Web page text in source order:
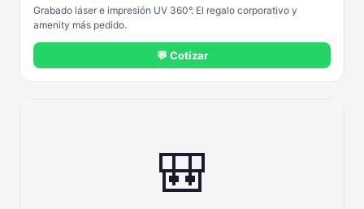
Grabado láser e impresión UV 360°. El regalo corporativo y
amenity más pedido.
💬 Cotizar
🎒